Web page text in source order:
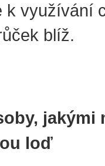
k využívání
blíž.
jakými
loď